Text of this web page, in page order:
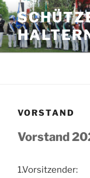
Zum
Inhalt
springen
VORSTAND
Vorstand
1.Vorsitzender: